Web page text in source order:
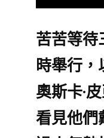
苦苦等待
時舉行
奧斯卡·
看見他們